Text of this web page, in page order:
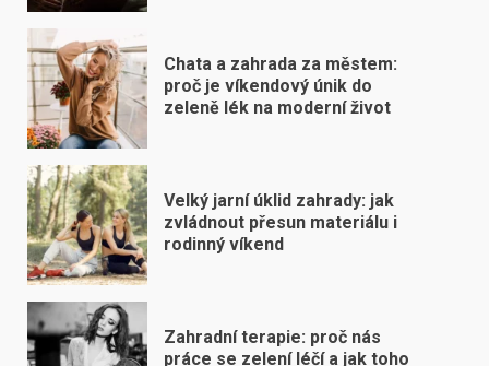
Chata a zahrada za městem:
proč je víkendový únik do
zeleně lék na moderní život
Velký jarní úklid zahrady: jak
zvládnout přesun materiálu i
rodinný víkend
Zahradní terapie: proč nás
práce se zelení léčí a jak toho